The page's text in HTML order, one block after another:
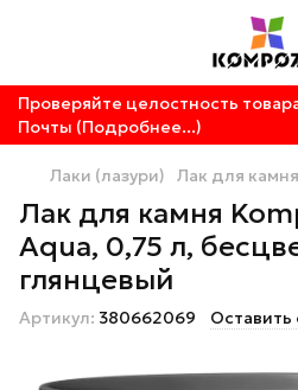
Проверяйте целостность
Почты (Подробнее...)
Лаки (лазури) Лак для камня
Лак для камня
Aqua, 0,75 л,
глянцевый
Артикул: 380662069 Оставить